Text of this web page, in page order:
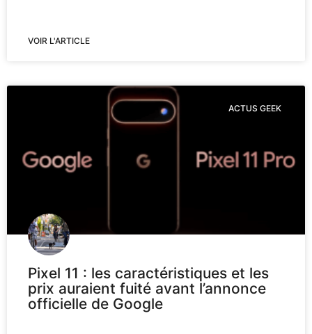
VOIR L'ARTICLE
ACTUS GEEK
Pixel 11 : les caractéristiques et les
prix auraient fuité avant l’annonce
officielle de Google